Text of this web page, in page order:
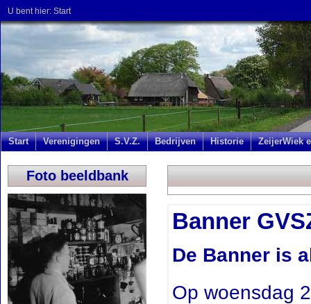
U bent hier: Start
Start Verenigingen S.V.Z. Bedrijven Historie ZeijerWiek
Foto beeldbank
Banner
De Banner is
Op woensdag